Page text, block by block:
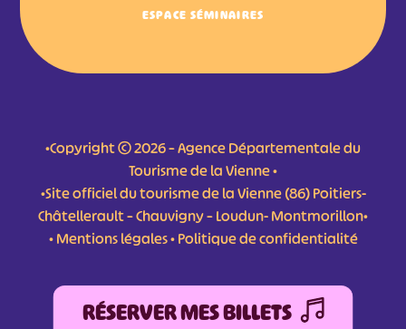
ESPACE SÉMINAIRES
•Copyright © 2026 – Agence Départementale du
Tourisme de la Vienne •
•Site officiel du tourisme de la Vienne (86) Poitiers-
Châtellerault – Chauvigny – Loudun- Montmorillon•
•Mentions légales•Politique de confidentialité
RÉSERVER MES BILLETS